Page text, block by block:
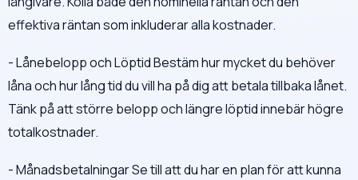
effektiva räntan som inkluderar alla kostnader.
- Lånebelopp och Löptid Bestäm hur mycket du behöver
låna och hur lång tid du vill ha på dig att betala tillbaka lånet.
Tänk på att större belopp och längre löptid innebär högre
totalkostnader.
- Månadsbetalningar Se till att du har en plan för att kunna